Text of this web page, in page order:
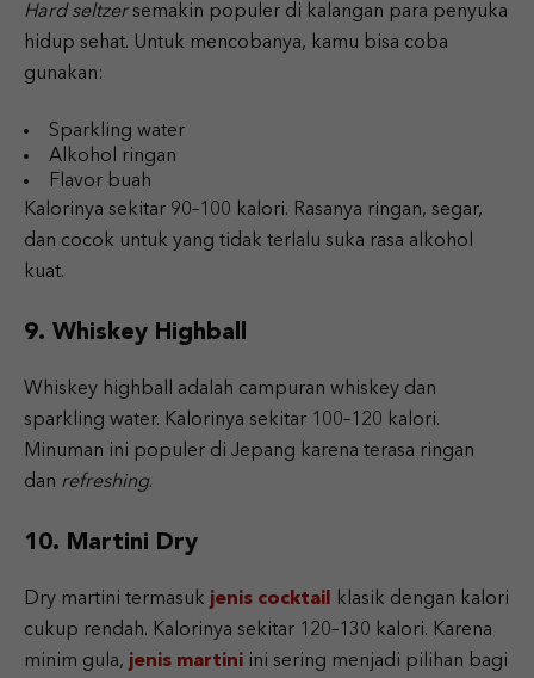
Hard seltzersemakin populer di kalangan para penyuka
hidup sehat. Untuk mencobanya, kamu bisa coba
gunakan:
Sparkling water
Alkohol ringan
Flavor buah
Kalorinya sekitar 90–100 kalori. Rasanya ringan, segar,
dan cocok untuk yang tidak terlalu suka rasa alkohol
kuat.
9. Whiskey Highball
Whiskey highball adalah campuran whiskey dan
sparkling water. Kalorinya sekitar 100–120 kalori.
Minuman ini populer di Jepang karena terasa ringan
dan refreshing.
10. Martini Dry
Dry martini termasuk jenis cocktail
klasik dengan kalori
cukup rendah. Kalorinya sekitar 120–130 kalori. Karena
minim gula, jenis martini ini sering menjadi pilihan bagi